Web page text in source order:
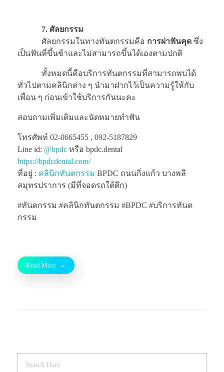
7. ศัลยกรรม
ศัลยกรรมในทางทันตกรรมคือ การผ่าฟันคุด ซึ่ง
เป็นฟันที่ขึ้นช้าและไม่สามารถขึ้นได้เองตามปกติ
ทั้งหมดนี้คือบริการทันตกรรมที่สามารถพบได้
ทั่วไปตามคลินิกต่าง ๆ นำมาฝากไว้เป็นความรู้ให้กับ
เพื่อน ๆ ก่อนเข้าใช้บริการกันนะคะ
สอบถามเพิ่มเติมและนัดหมายทำฟัน
โทรศัพท์ 02-0665455 , 092-5187829
Line id: @bpdc หรือ bpdc.dental
https://bpdcdental.com/
ที่อยู่ : คลินิกทันตกรรม BPDC ถนนกิ่งแก้ว บางพลี
สมุทรปราการ (มีที่จอดรถใต้ตึก)
#ทันตกรรม #คลินิกทันตกรรม #BPDC #บริการทันต
กรรม
Read More